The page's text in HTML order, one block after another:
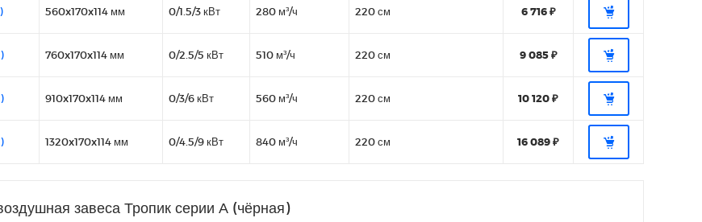
560x170x114 мм 0/1.5/3 кВт 280 м³/ч 220 см 6 716 ₽
760x170x114 мм 0/2.5/5 кВт 510 м³/ч 220 см 9 085 ₽
910x170x114 мм 0/3/6 кВт 560 м³/ч 220 см 10 120 ₽
1320x170x114 мм 0/4.5/9 кВт 840 м³/ч 220 см 16 089 ₽
завеса Тропик серии А (чёрная)